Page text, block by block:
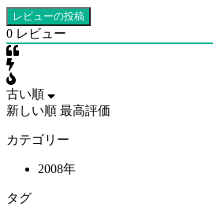
0 レビュー
古い順
新しい順 最高評価
カテゴリー
2008年
タグ